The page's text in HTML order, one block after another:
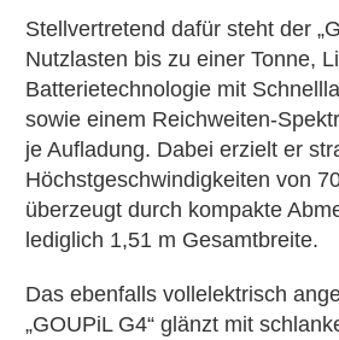
Stellvertretend dafür steht der
Nutzlasten bis zu einer Tonne,
Batterietechnologie mit
sowie einem Reichweiten-
je Aufladung. Dabei erzielt er
Höchstgeschwindigkeiten von
überzeugt durch kompakte
lediglich 1,51 m Gesamtbreite.
Das ebenfalls vollelektrisch
„GOUPiL G4“ glänzt mit